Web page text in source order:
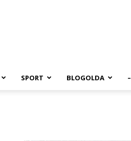
SPORT BLOGOLDA –